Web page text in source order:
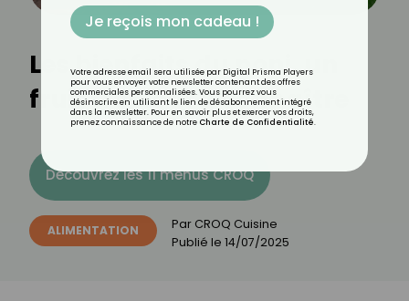
Les bienfaits du noni, un
fruit tropical à connaître
Découvrez les 11 menus CROQ
ALIMENTATION Par CROQ Cuisine
Publié le 14/07/2025
Je reçois mon cadeau !
Votre adresse email sera utilisée par Digital Prisma Players
pour vous envoyer votre newsletter contenant des offres
commerciales personnalisées. Vous pourrez vous
désinscrire en utilisant le lien de désabonnement intégré
dans la newsletter. Pour en savoir plus et exercer vos droits,
prenez connaissance de notre Charte de Confidentialité.